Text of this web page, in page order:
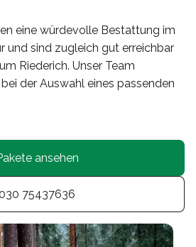
eine würdevolle Bestattung im
und sind zugleich gut erreichbar
Riederich. Unser Team
der Auswahl eines passenden
ansehen
030 75437636